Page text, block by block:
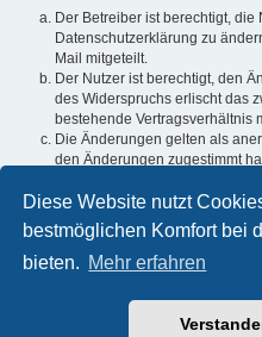
Diese Website nutzt
bestmöglichen Komfort bei
bieten. Mehr erfahren
Der Betreiber ist berechtigt,
Datenschutzerklärung zu
Mail mitgeteilt.
Der Nutzer ist berechtigt, den
des Widerspruchs erlischt das
bestehende Vertragsverhältnis
Die Änderungen gelten als
den Änderungen zugestimmt
Informationen über den
sind in der Datenschutzerklärung
Powered byphpBB®